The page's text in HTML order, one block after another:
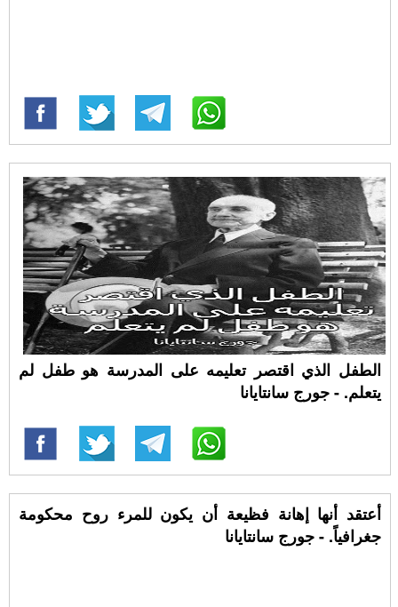
الطفل الذي اقتصر تعليمه على المدرسة هو طفل لم
يتعلم. - جورج سانتايانا
أعتقد أنها إهانة فظيعة أن يكون للمرء روح محكومة
جغرافياً. - جورج سانتايانا